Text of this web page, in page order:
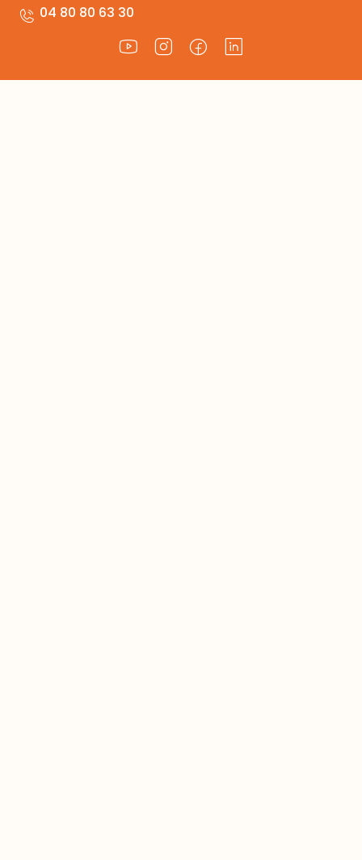
04 80 80 63 30